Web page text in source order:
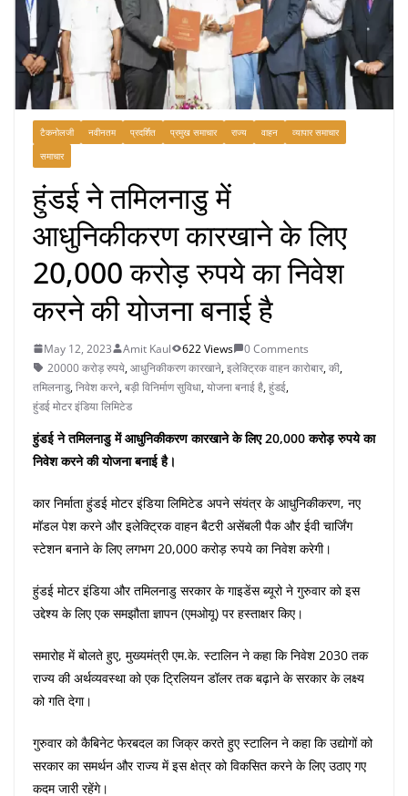
टैकनोलजी नवीनतम प्रदर्शित प्रमुख समाचार राज्य वाहन
व्यापार समाचार
समाचार
हुंडई ने तमिलनाडु में
आधुनिकीकरण कारखाने के लिए
20,000 करोड़ रुपये का निवेश
करने की योजना बनाई है
May 12, 2023 Amit Kaul 622 Views
0 Comments
20000 करोड़ रुपये,आधुनिकीकरण कारखाने,इलेक्ट्रिक वाहन कारोबार,की,
तमिलनाडु,निवेश करने,बड़ी विनिर्माण सुविधा,योजना बनाई है,हुंडई,
हुंडई मोटर इंडिया लिमिटेड
हुंडई ने तमिलनाडु में आधुनिकीकरण कारखाने के लिए 20,000 करोड़ रुपये का
निवेश करने की योजना बनाई है।
कार निर्माता हुंडई मोटर इंडिया लिमिटेड अपने संयंत्र के आधुनिकीकरण, नए
मॉडल पेश करने और इलेक्ट्रिक वाहन बैटरी असेंबली पैक और ईवी चार्जिंग
स्टेशन बनाने के लिए लगभग 20,000 करोड़ रुपये का निवेश करेगी।
हुंडई मोटर इंडिया और तमिलनाडु सरकार के गाइडेंस ब्यूरो ने गुरुवार को इस
उद्देश्य के लिए एक समझौता ज्ञापन (एमओयू) पर हस्ताक्षर किए।
समारोह में बोलते हुए, मुख्यमंत्री एम.के. स्टालिन ने कहा कि निवेश 2030 तक
राज्य की अर्थव्यवस्था को एक ट्रिलियन डॉलर तक बढ़ाने के सरकार के लक्ष्य
को गति देगा।
गुरुवार को कैबिनेट फेरबदल का जिक्र करते हुए स्टालिन ने कहा कि उद्योगों को
सरकार का समर्थन और राज्य में इस क्षेत्र को विकसित करने के लिए उठाए गए
कदम जारी रहेंगे।